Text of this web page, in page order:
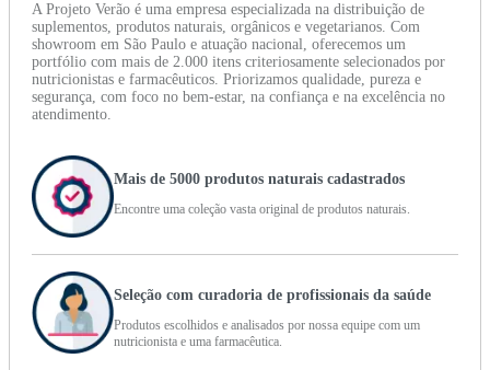
A Projeto Verão é uma empresa especializada na distribuição de
suplementos, produtos naturais, orgânicos e vegetarianos. Com
showroom em São Paulo e atuação nacional, oferecemos um
portfólio com mais de 2.000 itens criteriosamente selecionados por
nutricionistas e farmacêuticos. Priorizamos qualidade, pureza e
segurança, com foco no bem-estar, na confiança e na excelência no
atendimento.
Mais de 5000 produtos naturais cadastrados
Encontre uma coleção vasta original de produtos naturais.
Seleção com curadoria de profissionais da saúde
Produtos escolhidos e analisados por nossa equipe com um
nutricionista e uma farmacêutica.